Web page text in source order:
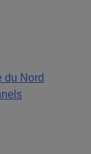
du Nord